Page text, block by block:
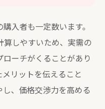
入者も一定数います。
算しやすいため、実需の
ーチがくることがあり
リットを伝えること
、価格交渉力を高める